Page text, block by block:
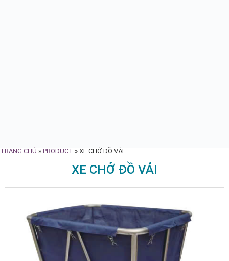
TRANG CHỦ » PRODUCT » XE CHỞ ĐỒ VẢI
XE CHỞ ĐỒ VẢI